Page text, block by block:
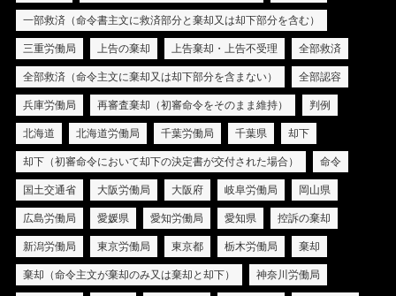
一部救済（命令書主文に救済部分と棄却又は却下部分を含む）
三重労働局 上告の棄却 上告棄却・上告不受理 全部救済
全部救済（命令主文に棄却又は却下部分を含まない） 全部認容
兵庫労働局 再審査棄却（初審命令をそのまま維持） 判例
北海道 北海道労働局 千葉労働局 千葉県 却下
却下（初審命令において却下の決定書が交付された場合） 命令
国土交通省 大阪労働局 大阪府 岐阜労働局 岡山県
広島労働局 愛媛県 愛知労働局 愛知県 控訴の棄却
新潟労働局 東京労働局 東京都 栃木労働局 棄却
棄却（命令主文が棄却のみ又は棄却と却下） 神奈川労働局